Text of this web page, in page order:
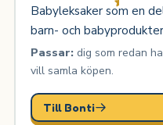
Babyleksaker som en
barn- och
Passar:dig som redan
vill samla köpen.
Till Bonti